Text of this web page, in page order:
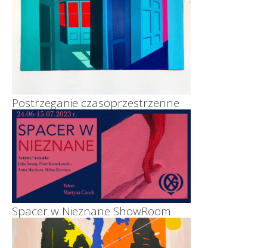
Postrzeganie czasoprzestrzenne
Spacer w Nieznane ShowRoom